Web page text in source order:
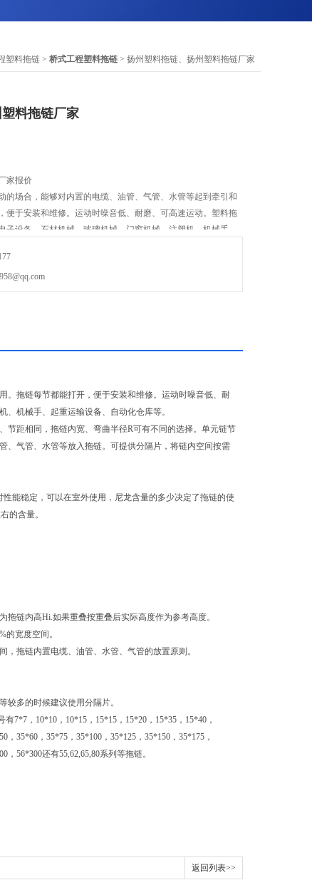
塑料拖链 > 桥式工程塑料拖链 > 扬州塑料拖链、扬州塑料拖链厂家
料拖链厂家
家报价
的场合，能够对内置的电缆、油管、气管、水管等起到牵引和
便于安装和维修。运动时噪音低、耐磨、可高速运动。塑料拖
子设备、石材机械、玻璃机械、门窗机械、注塑机、机械手、
。拖链每节都能打开，便于安装和维修。运动时噪音低、耐
机械手、起重运输设备、自动化仓库等。
节距相同，拖链内宽、弯曲半径R可有不同的选择。单元链节
、气管、水管等放入拖链。可提供分隔片，将链内空间按需
能稳定，可以在室外使用，尼龙含量的多少决定了拖链的使
的含量。
为拖链内高Hi.如果重叠按重叠后实际高度作为参考高度。
的宽度空间。
间，拖链内置电缆、油管、水管、气管的放置原则。
多的时候建议使用分隔片。
7*7，10*10，10*15，15*15，15*20，15*35，15*40，
35*60，35*75，35*100，35*125，35*150，35*175，
56*300还有55,62,65,80系列等拖链。
返回列表>>